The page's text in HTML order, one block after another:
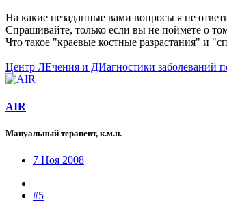
На какие незаданные вами вопросы я не
Спрашивайте, только если вы не поймете о
Что такое "краевые костные разрастания" и
Центр ЛЕчения и ДИагностики заболеваний
AIR
Мануальный терапевт, к.м.н.
7 Ноя 2008
#5